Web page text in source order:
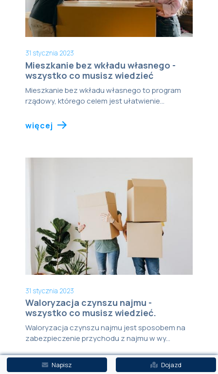
31 stycznia 2023
Mieszkanie bez wkładu własnego -
wszystko co musisz wiedzieć
Mieszkanie bez wkładu własnego to program
rządowy, którego celem jest ułatwienie...
więcej
31 stycznia 2023
Waloryzacja czynszu najmu -
wszystko co musisz wiedzieć.
Waloryzacja czynszu najmu jest sposobem na
zabezpieczenie przychodu z najmu w wy...
więcejNapisz Dojazd